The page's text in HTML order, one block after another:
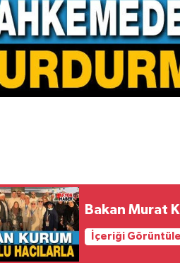
Bakan Murat
İçeriği Görüntüle